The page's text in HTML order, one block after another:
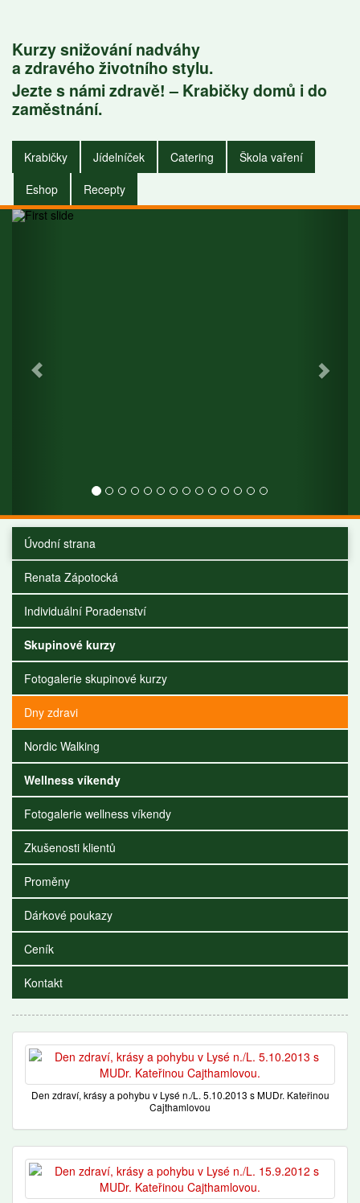
Kurzy snižování nadváhy
a zdravého životního stylu.
Jezte s námi zdravě! – Krabičky domů i do
zaměstnání.
Krabičky Jídelníček Catering
Škola vaření
Eshop
Recepty
Krabičky do
zaměstnání i do
domu.
Úvodní strana
Renata Zápotocká
Individuální Poradenství
Skupinové kurzy
Fotogalerie skupinové kurzy
Dny zdravi
Nordic Walking
Wellness víkendy
Fotogalerie wellness víkendy
Zkušenosti klientů
Proměny
Dárkové poukazy
Ceník
Kontakt
Den zdraví, krásy a pohybu v Lysé n./L. 5.10.2013 s MUDr. Kateřinou
Cajthamlovou